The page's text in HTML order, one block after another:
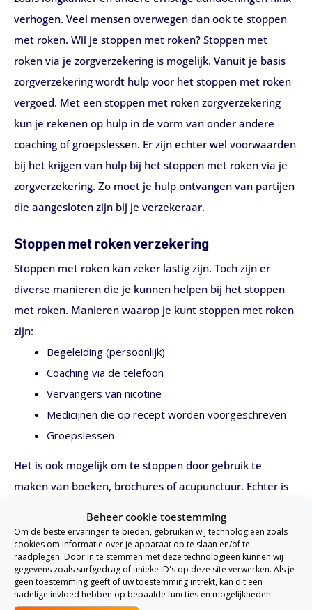
Beheer cookie toestemming
Om de beste ervaringen te bieden, gebruiken wij technologieën zoals
cookies om informatie over je apparaat op te slaan en/of te
raadplegen. Door in te stemmen met deze technologieën kunnen wij
gegevens zoals surfgedrag of unieke ID's op deze site verwerken. Als je
geen toestemming geeft of uw toestemming intrekt, kan dit een
nadelige invloed hebben op bepaalde functies en mogelijkheden.
verhogen. Veel mensen overwegen dan ook te stoppen
met roken. Wil je stoppen met roken? Stoppen met
roken via je zorgverzekering is mogelijk. Vanuit je basis
zorgverzekering wordt hulp voor het stoppen met roken
vergoed. Met een stoppen met roken zorgverzekering
kun je rekenen op hulp in de vorm van onder andere
coaching of groepslessen. Er zijn echter wel voorwaarden
bij het krijgen van hulp bij het stoppen met roken via je
zorgverzekering. Zo moet je hulp ontvangen van partijen
die aangesloten zijn bij je verzekeraar.
Stoppen met roken verzekering
Stoppen met roken kan zeker lastig zijn. Toch zijn er
diverse manieren die je kunnen helpen bij het stoppen
met roken. Manieren waarop je kunt stoppen met roken
zijn:
Begeleiding (persoonlijk)
Coaching via de telefoon
Vervangers van nicotine
Medicijnen die op recept worden voorgeschreven
Groepslessen
Het is ook mogelijk om te stoppen door gebruik te
maken van boeken, brochures of acupunctuur. Echter is
dat deze methodes werken. In sommige gevallen kan het
voorkomen dat een stoppen met roken zorgverzekering
deze behandelingen dekt wanneer jeaanvullend
verzekerdbent.